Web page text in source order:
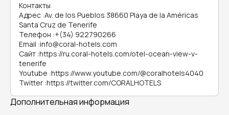
Контакты
Адрес :Av. de los Pueblos 38660 Playa de la Américas
Santa Cruz de Tenerife
Телефон :+(34) 922790266
Email :info@coral-hotels.com
Сайт :https://ru.coral-hotels.com/otel-ocean-view-v-
tenerife
Youtube :https://www.youtube.com/@coralhotels4040
Twitter :https://twitter.com/CORALHOTELS
Дополнительная информация